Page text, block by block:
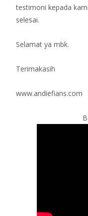
testimoni kepada
selesai.
Selamat ya mbk.
Terimakasih
www.andiefians.com